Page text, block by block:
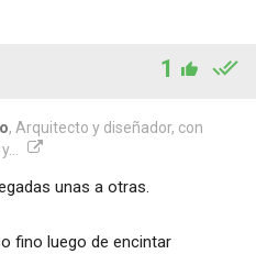
1
, Arquitecto y diseñador, con
unas a otras.
fino luego de encintar